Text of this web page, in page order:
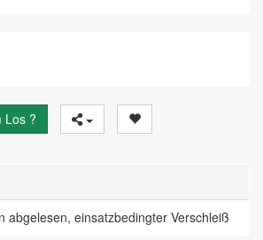
Los ?
abgelesen, einsatzbedingter Verschleiß